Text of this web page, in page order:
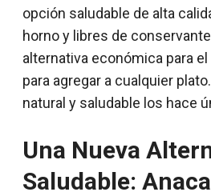
opción saludable de alta
horno y libres de
alternativa económica para
para agregar a cualquier
natural y saludable los hace
Una Nueva
Saludable: